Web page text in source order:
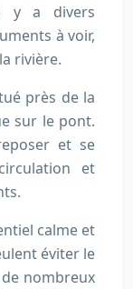
y a divers
à voir,
rivière.
près de la
sur le pont.
et se
et
calme et
éviter le
nombreux